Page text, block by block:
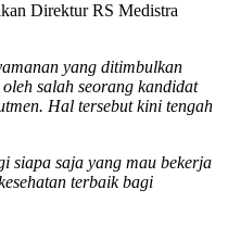
Direktur RS Medistra
yang ditimbulkan
salah seorang kandidat
Hal tersebut kini tengah
siapa saja yang mau bekerja
terbaik bagi